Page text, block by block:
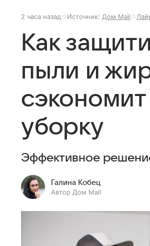
2 часа назад Источник: Дом Mail
Как
пыли и
уборку
Эффективное
Галина Кобец
Автор Дом Mail